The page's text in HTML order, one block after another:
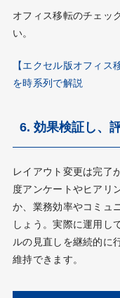
オフィス移転のチェッ
い。
【エクセル版オフィ
を時系列で解説
6. 効果検証し、
レイアウト変更は完了
度アンケートやヒアリ
か、業務効率やコミュ
しょう。実際に運用し
ルの見直しを継続的に
維持できます。